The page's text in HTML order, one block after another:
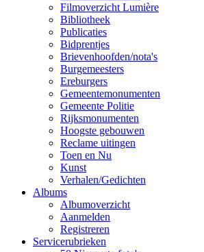
Filmoverzicht Lumière
Bibliotheek
Publicaties
Bidprentjes
Brievenhoofden/nota's
Burgemeesters
Ereburgers
Gemeentemonumenten
Gemeente Politie
Rijksmonumenten
Hoogste gebouwen
Reclame uitingen
Toen en Nu
Kunst
Verhalen/Gedichten
Albums
Albumoverzicht
Aanmelden
Registreren
Servicerubrieken